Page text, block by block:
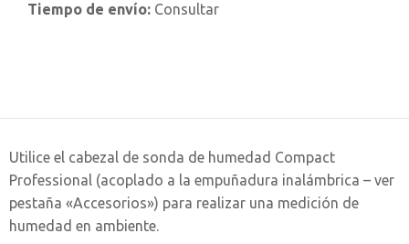
Tiempo de envío: Consultar
Utilice el cabezal de sonda de humedad Compact
Professional (acoplado a la empuñadura inalámbrica – ver
pestaña «Accesorios») para realizar una medición de
humedad en ambiente.